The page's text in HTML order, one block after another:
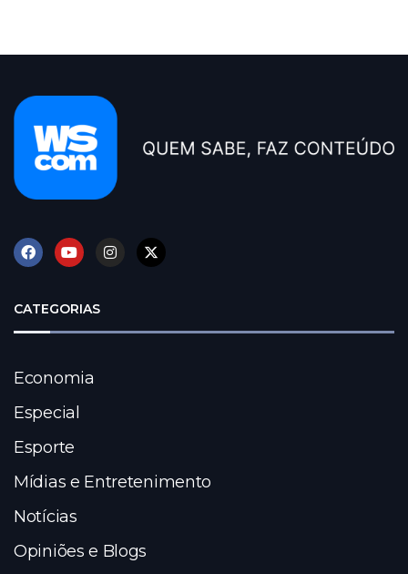
CATEGORIAS
Economia
Especial
Esporte
Mídias e Entretenimento
Notícias
Opiniões e Blogs